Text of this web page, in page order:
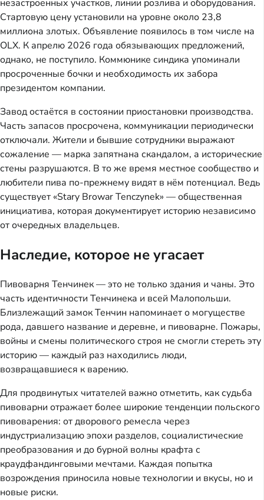
незастроенных участков, линии розлива и оборудования.
Стартовую цену установили на уровне около 23,8
миллиона злотых. Объявление появилось в том числе на
OLX. К апрелю 2026 года обязывающих предложений,
однако, не поступило. Коммюнике синдика упоминали
просроченные бочки и необходимость их забора
президентом компании.
Завод остаётся в состоянии приостановки производства.
Часть запасов просрочена, коммуникации периодически
отключали. Жители и бывшие сотрудники выражают
сожаление — марка запятнана скандалом, а исторические
стены разрушаются. В то же время местное сообщество и
любители пива по-прежнему видят в нём потенциал. Ведь
существует «Stary Browar Tenczynek» — общественная
инициатива, которая документирует историю независимо
от очередных владельцев.
Наследие, которое не угасает
Пивоварня Тенчинек — это не только здания и чаны. Это
часть идентичности Тенчинека и всей Малопольши.
Близлежащий замок Тенчин напоминает о могуществе
рода, давшего название и деревне, и пивоварне. Пожары,
войны и смены политического строя не смогли стереть эту
историю — каждый раз находились люди,
возвращавшиеся к варению.
Для продвинутых читателей важно отметить, как судьба
пивоварни отражает более широкие тенденции польского
пивоварения: от дворового ремесла через
индустриализацию эпохи разделов, социалистические
преобразования и до бурной волны крафта с
краудфандинговыми мечтами. Каждая попытка
возрождения приносила новые технологии и вкусы, но и
новые риски.